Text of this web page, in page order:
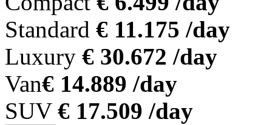
Standard € 11.175 /day
Luxury € 30.672 /day
Van€ 14.889 /day
SUV € 17.509 /day